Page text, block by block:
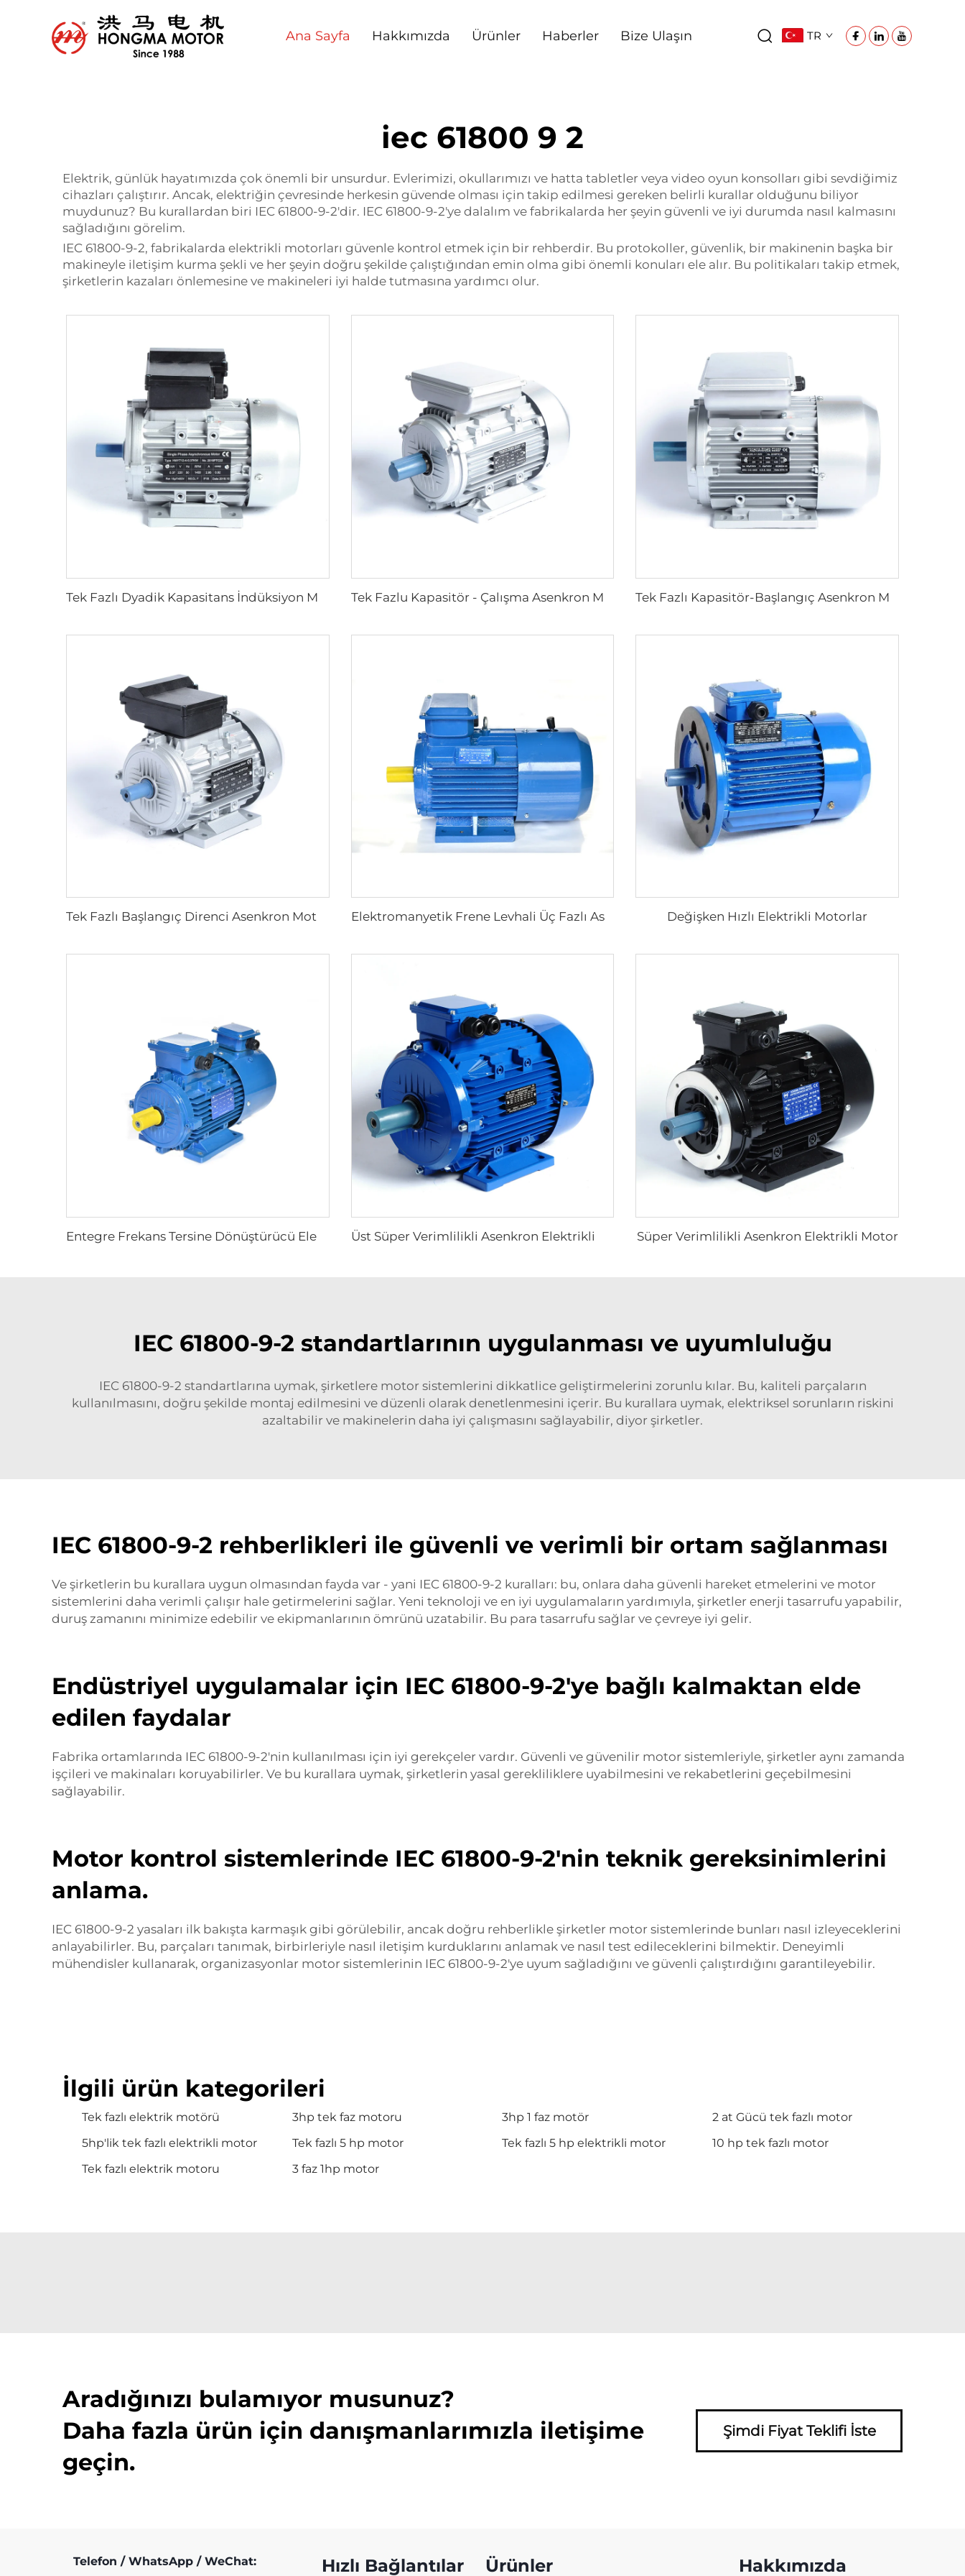
Ana Sayfa Hakkımızda Ürünler Haberler Bize Ulaşın TR
iec 61800 9 2
Elektrik, günlük hayatımızda çok önemli bir unsurdur. Evlerimizi, okullarımızı ve hatta tabletler veya video oyun konsolları gibi sevdiğimiz
cihazları çalıştırır. Ancak, elektriğin çevresinde herkesin güvende olması için takip edilmesi gereken belirli kurallar olduğunu biliyor
muydunuz? Bu kurallardan biri IEC 61800-9-2'dir. IEC 61800-9-2'ye dalalım ve fabrikalarda her şeyin güvenli ve iyi durumda nasıl kalmasını
sağladığını görelim.
IEC 61800-9-2, fabrikalarda elektrikli motorları güvenle kontrol etmek için bir rehberdir. Bu protokoller, güvenlik, bir makinenin başka bir
makineyle iletişim kurma şekli ve her şeyin doğru şekilde çalıştığından emin olma gibi önemli konuları ele alır. Bu politikaları takip etmek,
şirketlerin kazaları önlemesine ve makineleri iyi halde tutmasına yardımcı olur.
Elektromanyetik Frene Levhali Üç Fazlı Asenkron Motor Değişken Hızlı Elektrikli Motorlar
Süper Verimlilikli Asenkron Elektrikli Motor
IEC 61800-9-2 standartlarının uygulanması ve uyumluluğu
IEC 61800-9-2 standartlarına uymak, şirketlere motor sistemlerini dikkatlice geliştirmelerini zorunlu kılar. Bu, kaliteli parçaların
kullanılmasını, doğru şekilde montaj edilmesini ve düzenli olarak denetlenmesini içerir. Bu kurallara uymak, elektriksel sorunların riskini
azaltabilir ve makinelerin daha iyi çalışmasını sağlayabilir, diyor şirketler.
IEC 61800-9-2 rehberlikleri ile güvenli ve verimli bir ortam sağlanması
Ve şirketlerin bu kurallara uygun olmasından fayda var - yani IEC 61800-9-2 kuralları: bu, onlara daha güvenli hareket etmelerini ve motor
sistemlerini daha verimli çalışır hale getirmelerini sağlar. Yeni teknoloji ve en iyi uygulamaların yardımıyla, şirketler enerji tasarrufu yapabilir,
duruş zamanını minimize edebilir ve ekipmanlarının ömrünü uzatabilir. Bu para tasarrufu sağlar ve çevreye iyi gelir.
Endüstriyel uygulamalar için IEC 61800-9-2'ye bağlı kalmaktan elde
edilen faydalar
Fabrika ortamlarında IEC 61800-9-2'nin kullanılması için iyi gerekçeler vardır. Güvenli ve güvenilir motor sistemleriyle, şirketler aynı zamanda
işçileri ve makinaları koruyabilirler. Ve bu kurallara uymak, şirketlerin yasal gerekliliklere uyabilmesini ve rekabetlerini geçebilmesini
sağlayabilir.
Motor kontrol sistemlerinde IEC 61800-9-2'nin teknik gereksinimlerini
anlama.
IEC 61800-9-2 yasaları ilk bakışta karmaşık gibi görülebilir, ancak doğru rehberlikle şirketler motor sistemlerinde bunları nasıl izleyeceklerini
anlayabilirler. Bu, parçaları tanımak, birbirleriyle nasıl iletişim kurduklarını anlamak ve nasıl test edileceklerini bilmektir. Deneyimli
mühendisler kullanarak, organizasyonlar motor sistemlerinin IEC 61800-9-2'ye uyum sağladığını ve güvenli çalıştırdığını garantileyebilir.
İlgili ürün kategorileri
Tek fazlı elektrik motörü 3hp tek faz motoru 3hp 1 faz motör
2 at Gücü tek fazlı motor
5hp'lik tek fazlı elektrikli motor
Tek fazlı 5 hp motor Tek fazlı 5 hp elektrikli motor
10 hp tek fazlı motor
Tek fazlı elektrik motoru
3 faz 1hp motor
Aradığınızı bulamıyor musunuz?
Daha fazla ürün için danışmanlarımızla iletişime
geçin.
Şimdi Fiyat Teklifi İste
Telefon / WhatsApp / WeChat: Hızlı Bağlantılar Ürünler Hakkımızda